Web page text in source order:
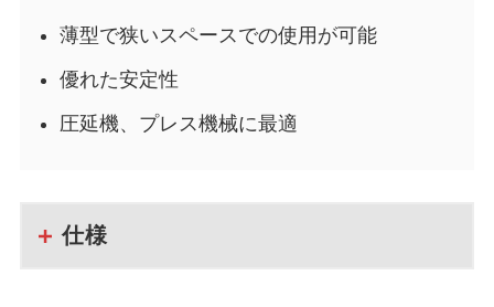
薄型で狭いスペースでの使用が可能
優れた安定性
圧延機、プレス機械に最適
仕様